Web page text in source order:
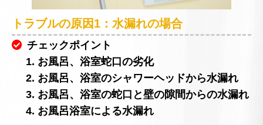
トラブルの原因1：水漏れの場合
チェックポイント
1. お風呂、浴室蛇口の劣化
2. お風呂、浴室のシャワーヘッドから水漏れ
3. お風呂、浴室の蛇口と壁の隙間からの水漏れ
4. お風呂浴室による水漏れ